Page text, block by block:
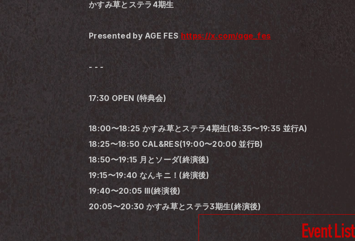
かすみ草とステラ4期生
Presented by AGE FES https://x.com/age_fes
- - -
17:30 OPEN (特典会)
18:00〜18:25 かすみ草とステラ4期生(18:35〜19:35 並行A)
18:25〜18:50 CAL&RES(19:00〜20:00 並行B)
18:50〜19:15 月とソーダ(終演後)
19:15〜19:40 なんキニ！(終演後)
19:40〜20:05 Ill(終演後)
20:05〜20:30 かすみ草とステラ3期生(終演後)
Event List